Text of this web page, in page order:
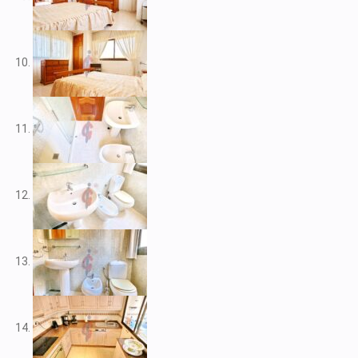
V2125
V2127
V2139
V2156
V2159
V2160
V2161
V2163
V2165
V2172
V2177
V2178
V2183
V2187
V2192
V2199
V2208
V2209
V2212
V2217
V2221
V2222
V2223
V2224